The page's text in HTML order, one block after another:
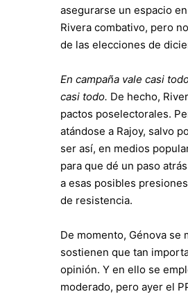
asegurarse un espacio
Rivera combativo, pero
de las elecciones de
En campaña vale casi
casi todo. De hecho,
pactos poselectorales.
atándose a Rajoy, salvo
ser así, en medios
para que dé un paso
a esas posibles
de resistencia.
De momento, Génova se
sostienen que tan
opinión. Y en ello se
moderado, pero ayer el